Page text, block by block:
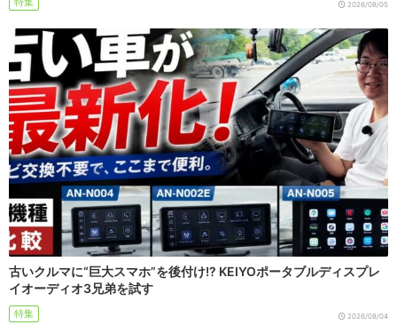
2026/08/05
古いクルマに“巨大スマホ”を後付け!? KEIYOポータブルディスプレ
イオーディオ3兄弟を試す
特集 2026/08/04